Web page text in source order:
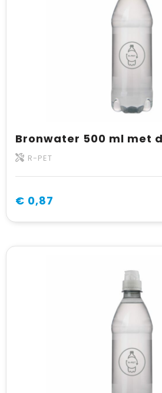
Bronwater 500 ml met
R-PET
€ 0,87